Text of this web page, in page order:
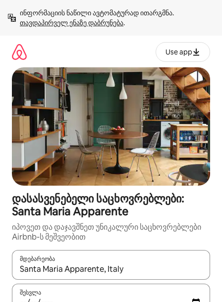
გადასვლა
თავდაპირველ ენაზე დაბრუნება.
Use app
დასასვენებელი საცხოვრებლები:
Santa Maria Apparente
იპოვეთ და დაჯავშნეთ უნიკალური საცხოვრებლები
Airbnb-ს მეშვეობით
მდებარეობა
როცა შედეგები ხელმისაწვდომი გახდება, ნავიგაციისთვის
შესვლა